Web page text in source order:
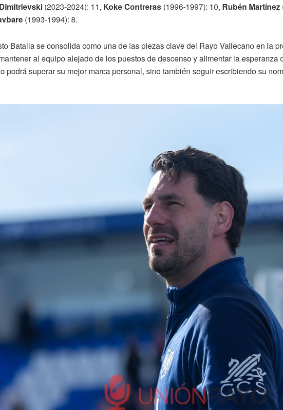
(2023-2024): 11, Koke Contreras (1996-1997): 10, Rubén Martínez
(1993-1994): 8.
Batalla se consolida como una de las piezas clave del Rayo Vallecano en la
al equipo alejado de los puestos de descenso y alimentar la
podrá superar su mejor marca personal, sino también seguir escribiendo su